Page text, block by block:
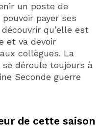
un poste de
payer ses
qu’elle est
et va devoir
collègues. La
déroule toujours à
Seconde guerre
de cette saison